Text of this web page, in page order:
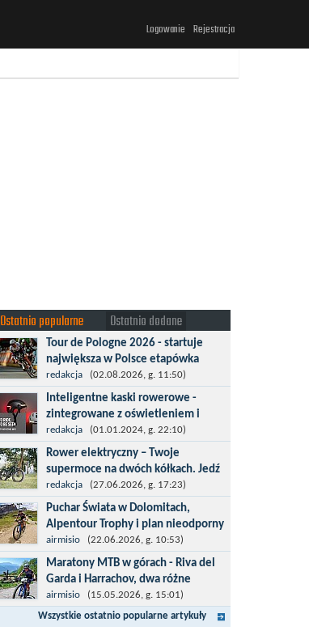
Logowanie Rejestracja
Ostatnio popularne Ostatnio dodane
Tour de Pologne 2026 - startuje
największa w Polsce etapówka
kolarska
Tour de Pologne 2026 to jedno z
najbardziej prestiżowych wydarzeń
sportowych w Polsce. wyścig zaliczany
po raz 22. do prestiżowego cyklu UCI
World...
redakcja (02.08.2026, g. 11:50)
Inteligentne kaski rowerowe -
zintegrowane z oświetleniem i
kierunkowskazami
Temat bezpieczeństwa jazdy wchodzi
na nowy poziom. Do tej pory kask było
odpowiedzialny przede wszystkim za
bezpieczeństwo rowerzysty, ochronę...
redakcja (01.01.2024, g. 22:10)
Rower elektryczny – Twoje
supermoce na dwóch kółkach. Jedź
dalej,odkrywaj więcej
Marzenia o dalekich podróżach bez
ogromnego zmęczenia stają się
rzeczywistością dzięki nowoczesnym
technologiom ukrytym w
jednośladach....
redakcja (27.06.2026, g. 17:23)
Puchar Świata w Dolomitach,
Alpentour Trophy i plan nieodporny
na upadki
Czerwiec w moim planie oznaczał
wejście w najbardziej wymagający etap
i cel pierwszej części sezonu: Puchar
Świata w maratonie MTB w
Dolomitach...
airmisio (22.06.2026, g. 10:53)
Maratony MTB w górach - Riva del
Garda i Harrachov, dwa różne
wyzwania
Maj to idealny czas, by z płaskich i
szybkich wyścigów przejść do znacznie
airmisio (15.05.2026, g. 15:01)
Wszystkie ostatnio popularne artykuły